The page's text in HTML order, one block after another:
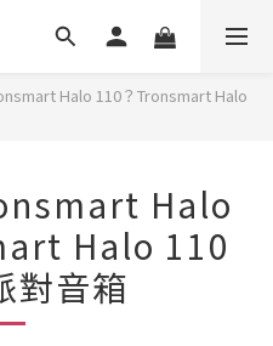
Halo 110？Tronsmart Halo
Halo
Halo 110
對音箱